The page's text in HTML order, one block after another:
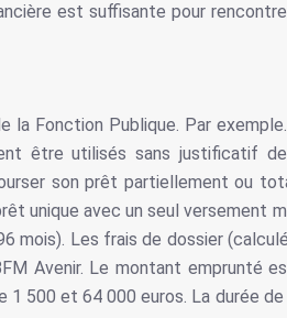
est suffisante pour
la Fonction Publique. Par
être utilisés sans justificatif
son prêt partiellement ou
unique avec un seul versement
Les frais de dossier
Avenir. Le montant
500 et 64 000 euros. La durée